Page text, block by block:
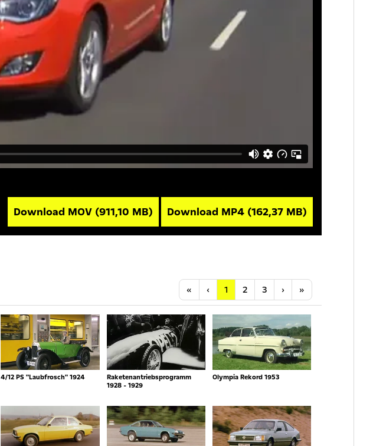
Download MOV (911,10 MB) Download MP4 (162,37 MB)
« Anfang
‹ Vorherige
1 2 3 ›Nächste
»
4/12 PS "Laubfrosch" 1924
Raketenantriebsprogramm
1928 - 1929
Olympia Rekord 1953